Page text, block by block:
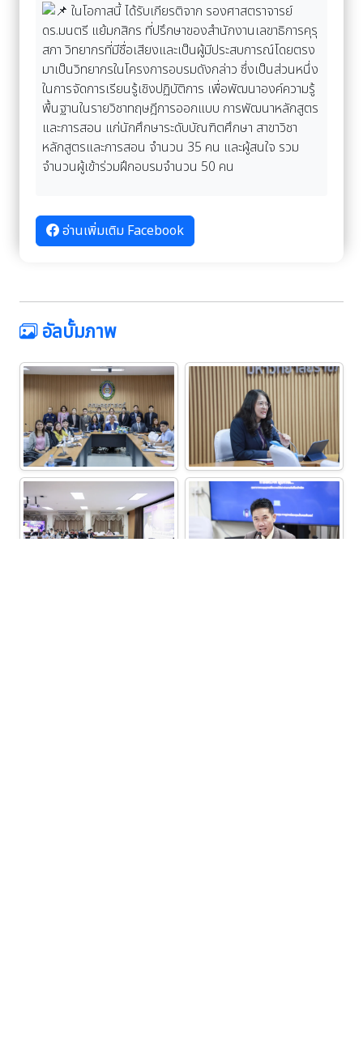
ในโอกาสนี้ ได้รับเกียรติจาก รองศาสตราจารย์
ดร.มนตรี แย้มกสิกร ที่ปรึกษาของสำนักงานเลขาธิการคุรุ
สภา วิทยากรที่มีชื่อเสียงและเป็นผู้มีประสบการณ์โดยตรง
มาเป็นวิทยากรในโครงการอบรมดังกล่าว ซึ่งเป็นส่วนหนึ่ง
ในการจัดการเรียนรู้เชิงปฏิบัติการ เพื่อพัฒนาองค์ความรู้
พื้นฐานในรายวิชาทฤษฎีการออกแบบ การพัฒนาหลักสูตร
และการสอน แก่นักศึกษาระดับบัณฑิตศึกษา สาขาวิชา
หลักสูตรและการสอน จำนวน 35 คน และผู้สนใจ รวม
จำนวนผู้เข้าร่วมฝึกอบรมจำนวน 50 คน
อ่านเพิ่มเติม Facebook
อัลบั้มภาพ